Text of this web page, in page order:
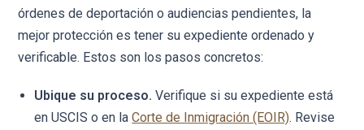
órdenes de deportación o audiencias pendientes, la
mejor protección es tener su expediente ordenado y
verificable. Estos son los pasos concretos:
Ubique su proceso. Verifique si su expediente está
en USCIS o en laCorte de Inmigración (EOIR). Revise